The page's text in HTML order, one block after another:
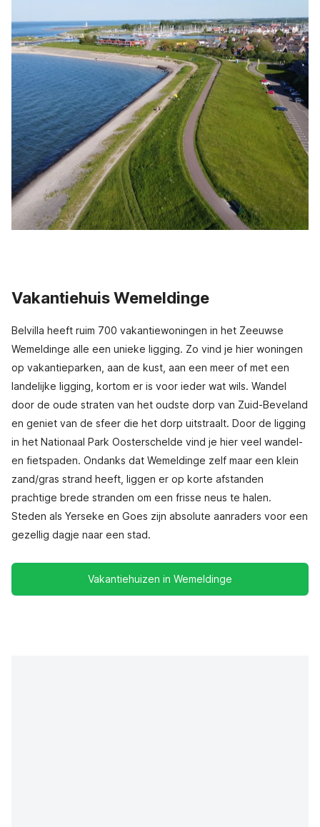
Vakantiehuis Wemeldinge
Belvilla heeft ruim 700 vakantiewoningen in het Zeeuwse
Wemeldinge alle een unieke ligging. Zo vind je hier woningen
op vakantieparken, aan de kust, aan een meer of met een
landelijke ligging, kortom er is voor ieder wat wils. Wandel
door de oude straten van het oudste dorp van Zuid-Beveland
en geniet van de sfeer die het dorp uitstraalt. Door de ligging
in het Nationaal Park Oosterschelde vind je hier veel wandel-
en fietspaden. Ondanks dat Wemeldinge zelf maar een klein
zand/gras strand heeft, liggen er op korte afstanden
prachtige brede stranden om een frisse neus te halen.
Steden als Yerseke en Goes zijn absolute aanraders voor een
gezellig dagje naar een stad.
Vakantiehuizen in Wemeldinge